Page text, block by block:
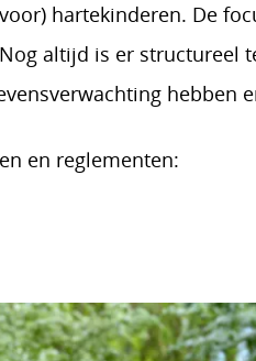
hartekinderen. De
altijd is er structureel
hebben
en reglementen: